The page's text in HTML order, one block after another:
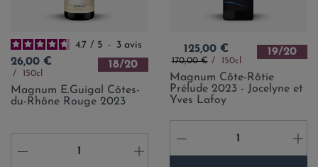
4.7 / 5 - 3 avis
Prix
26,00 €
150cl
18/20
Magnum E.Guigal Côtes-
du-Rhône Rouge 2023
- +
Prix
125,00 €
Prix de base
170,00 € 150cl
19/20
Magnum Côte-Rôtie
Prélude 2023 - Jocelyne et
Yves Lafoy
- +